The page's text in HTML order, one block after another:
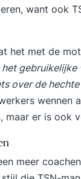
want ook
het met de
over de
maar er is ook
meer